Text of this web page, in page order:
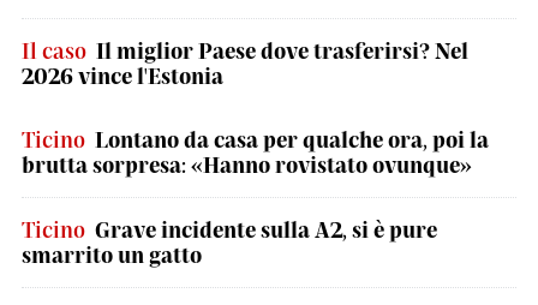
Il caso Il miglior Paese dove trasferirsi? Nel
2026 vince l'Estonia
Ticino Lontano da casa per qualche ora, poi la
brutta sorpresa: «Hanno rovistato ovunque»
Ticino Grave incidente sulla A2, si è pure
smarrito un gatto